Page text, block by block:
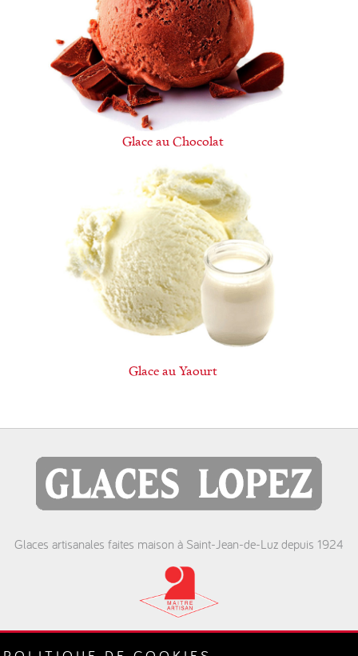
Glace au Chocolat
Glace au Yaourt
Glaces artisanales faites maison à Saint-Jean-de-Luz depuis 1924